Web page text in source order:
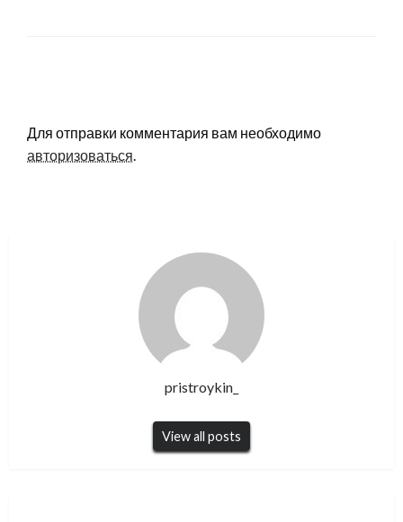
Для отправки комментария вам необходимо
авторизоваться
pristroykin_
View all posts